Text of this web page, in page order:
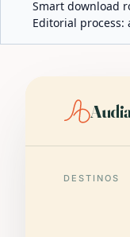
Smart download
Editorial process:
DESTINOS